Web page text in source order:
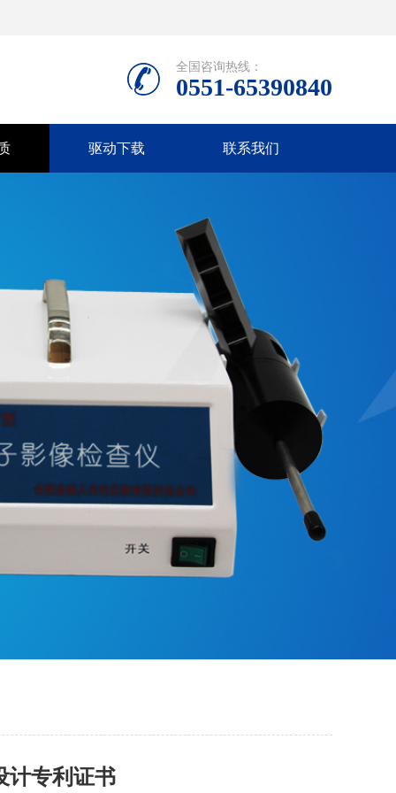
全国咨询热线：
0551-65390840
驱动下载 联系我们
计专利证书